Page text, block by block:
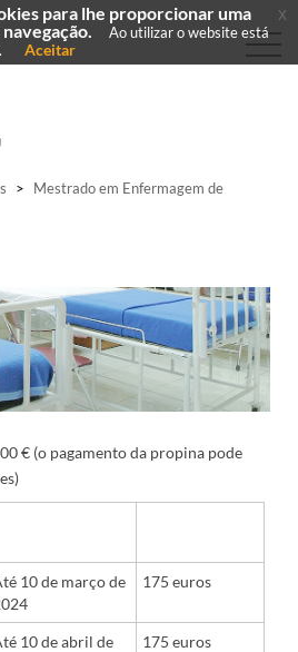
>
Mestrado em Enfermagem de
€ (o pagamento da propina pode
10 de março de
175 euros
10 de abril de
175 euros
para lhe proporcionar uma
Ao utilizar o website está
Aceitar
x